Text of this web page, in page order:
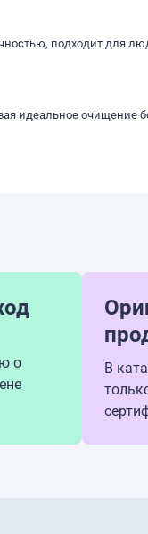
подходит для
идеальное очищение
о
В